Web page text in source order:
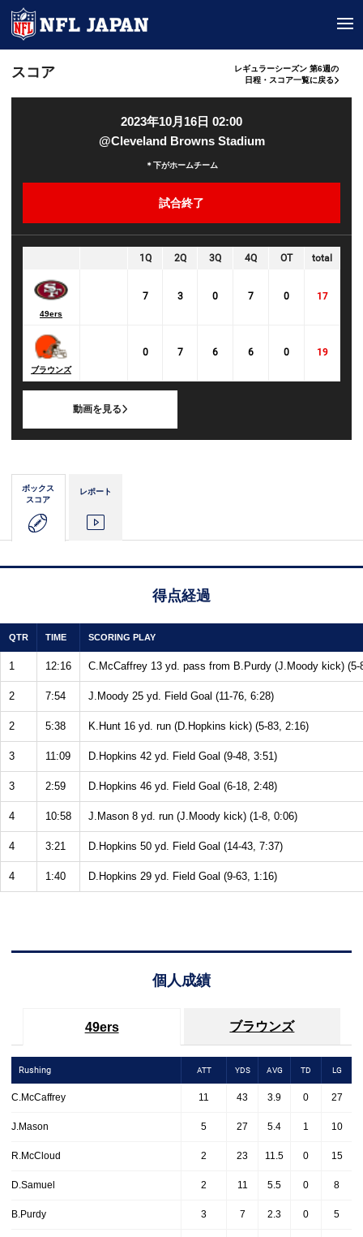
スコア
レギュラーシーズン 第6週の
日程・スコア一覧に戻る
2023年10月16日 02:00
@Cleveland Browns Stadium
＊下がホームチーム
試合終了
1Q 2Q 3Q 4Q OT total
49ers
7 3 0 7 0 17
ブラウンズ
0 7 6 6 0 19
動画を見る
ボックス
スコア
レポート
得点経過
QTR TIME SCORING PLAY
1 12:16 C.McCaffrey 13 yd. pass from B.Purdy (J.Moody kick) (5-
2 7:54 J.Moody 25 yd. Field Goal (11-76, 6:28)
2 5:38 K.Hunt 16 yd. run (D.Hopkins kick) (5-83, 2:16)
3 11:09 D.Hopkins 42 yd. Field Goal (9-48, 3:51)
3 2:59 D.Hopkins 46 yd. Field Goal (6-18, 2:48)
4 10:58 J.Mason 8 yd. run (J.Moody kick) (1-8, 0:06)
4 3:21 D.Hopkins 50 yd. Field Goal (14-43, 7:37)
4 1:40 D.Hopkins 29 yd. Field Goal (9-63, 1:16)
個人成績
49ers ブラウンズ
Rushing ATT YDS AVG TD LG
C.McCaffrey 11 43 3.9 0 27
J.Mason 5 27 5.4 1 10
R.McCloud 2 23 11.5 0 15
D.Samuel 2 11 5.5 0 8
B.Purdy 3 7 2.3 0 5